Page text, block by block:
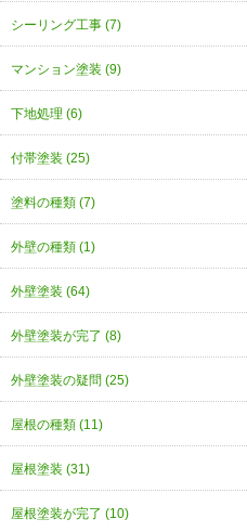
シーリング工事 (7)
マンション塗装 (9)
下地処理 (6)
付帯塗装 (25)
塗料の種類 (7)
外壁の種類 (1)
外壁塗装 (64)
外壁塗装が完了 (8)
外壁塗装の疑問 (25)
屋根の種類 (11)
屋根塗装 (31)
屋根塗装が完了 (10)